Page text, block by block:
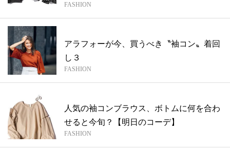
FASHION
アラフォーが今、買うべき〝袖コン〟着回
し３
FASHION
人気の袖コンブラウス、ボトムに何を合わ
せると今旬？【明日のコーデ】
FASHION